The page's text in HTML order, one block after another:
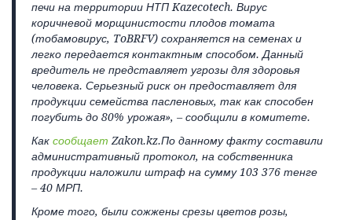
печи на территории НТП Kazecotech. Вирус
коричневой морщинистости плодов томата
(тобамовирус, ToBRFV) сохраняется на семенах и
легко передается контактным способом. Данный
вредитель не представляет угрозы для здоровья
человека. Серьезный риск он предоставляет для
продукции семейства пасленовых, так как способен
погубить до 80% урожая», – сообщили в комитете.
Как сообщаетZakon.kz.По данному факту составили
административный протокол, на собственника
продукции наложили штраф на сумму 103 376 тенге
– 40 МРП.
Кроме того, были сожжены срезы цветов розы,